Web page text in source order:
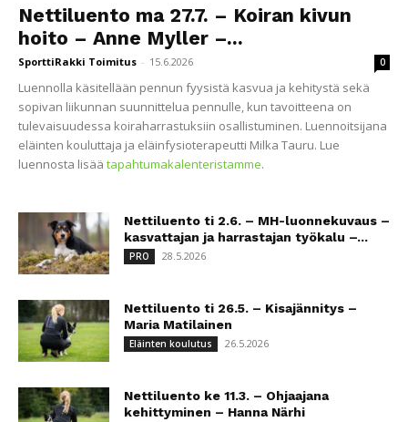
Nettiluento ma 27.7. – Koiran kivun
hoito – Anne Myller –...
SporttiRakki Toimitus - 15.6.2026 0
Luennolla käsitellään pennun fyysistä kasvua ja kehitystä sekä
sopivan liikunnan suunnittelua pennulle, kun tavoitteena on
tulevaisuudessa koiraharrastuksiin osallistuminen. Luennoitsijana
eläinten kouluttaja ja eläinfysioterapeutti Milka Tauru. Lue
luennosta lisää tapahtumakalenteristamme.
Nettiluento ti 2.6. – MH-luonnekuvaus –
kasvattajan ja harrastajan työkalu –...
PRO 28.5.2026
Nettiluento ti 26.5. – Kisajännitys –
Maria Matilainen
Eläinten koulutus 26.5.2026
Nettiluento ke 11.3. – Ohjaajana
kehittyminen – Hanna Närhi